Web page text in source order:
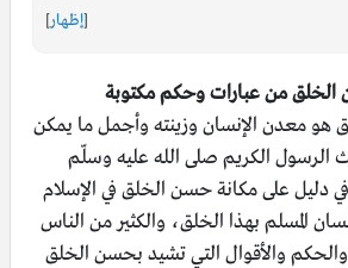
[إظهار]
من عبارات وحكم مكتوبة
معدن الإنسان وزينته وأجمل ما يمكن
الرسول الكريم صلى الله عليه وسلّم
دليل على مكانة حسن الخلق في الإسلام
المسلم بهذا الخلق، والكثير من الناس
والأقوال التي تشيد بحسن الخلق